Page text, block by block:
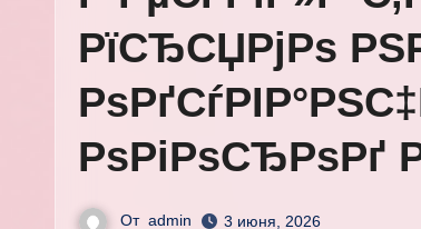
РїСЂСЏРјРѕ
РѕРіРѕСЂРѕРґ
От admin 3 июня, 2026